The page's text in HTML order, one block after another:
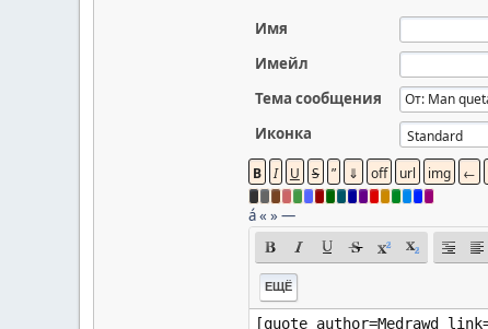
Имя
Имейл
Тема сообщения
Иконка
á« »—
ЕЩЁ